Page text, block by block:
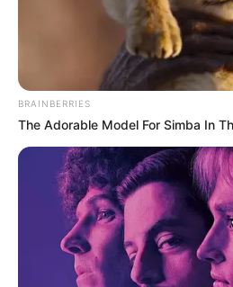
hiszen több százezer ember
közvetlenül vagy közvetve.
jelezte, hogy a cél nem állna
összegnél, mert a
az 1 millió forintos minimálbér
ígéret, nem elfogadott
lépett döntés.
Az ígéret szerint a
nőhetne
BRAINBERRIES
The Adorable Model For Simba In